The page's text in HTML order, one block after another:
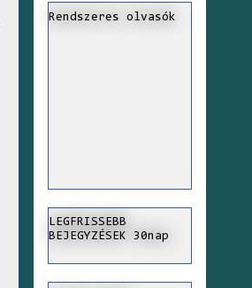
Rendszeres olvasók
LEGFRISSEBB
BEJEGYZÉSEK 30nap